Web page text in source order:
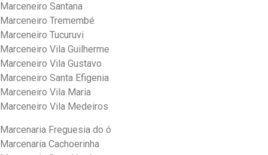
Marceneiro Santana
Marceneiro Tremembé
Marceneiro Tucuruvi
Marceneiro Vila Guilherme
Marceneiro Vila Gustavo
Marceneiro Santa Efigenia
Marceneiro Vila Maria
Marceneiro Vila Medeiros
Marcenaria Freguesia do ó
Marcenaria Cachoerinha